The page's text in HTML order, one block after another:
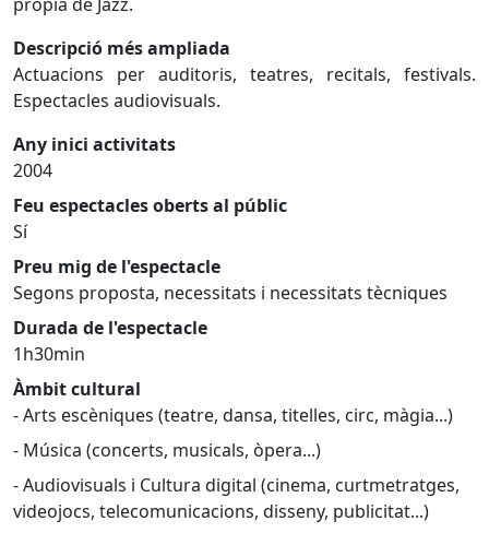
Descripció més ampliada
Actuacions per auditoris, teatres, recitals, festivals.
Espectacles audiovisuals.
Any inici activitats
2004
Feu espectacles oberts al públic
Sí
Preu mig de l'espectacle
Segons proposta, necessitats i necessitats tècniques
Durada de l'espectacle
1h30min
Àmbit cultural
- Arts escèniques (teatre, dansa, titelles, circ, màgia...)
- Música (concerts, musicals, òpera...)
- Audiovisuals i Cultura digital (cinema, curtmetratges,
videojocs, telecomunicacions, disseny, publicitat...)